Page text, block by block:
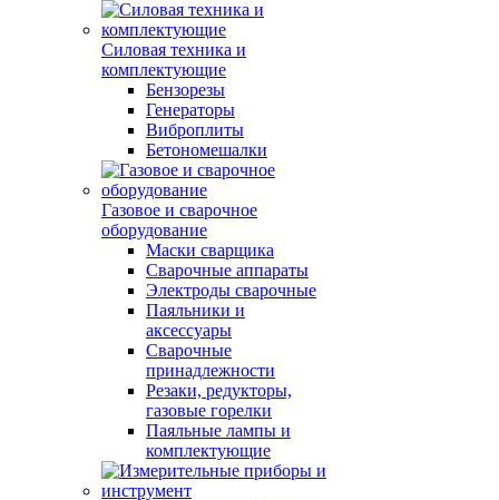
Силовая техника и
комплектующие
Бензорезы
Генераторы
Виброплиты
Бетономешалки
Газовое и сварочное
оборудование
Маски сварщика
Сварочные аппараты
Электроды сварочные
Паяльники и
аксессуары
Сварочные
принадлежности
Резаки, редукторы,
газовые горелки
Паяльные лампы и
комплектующие